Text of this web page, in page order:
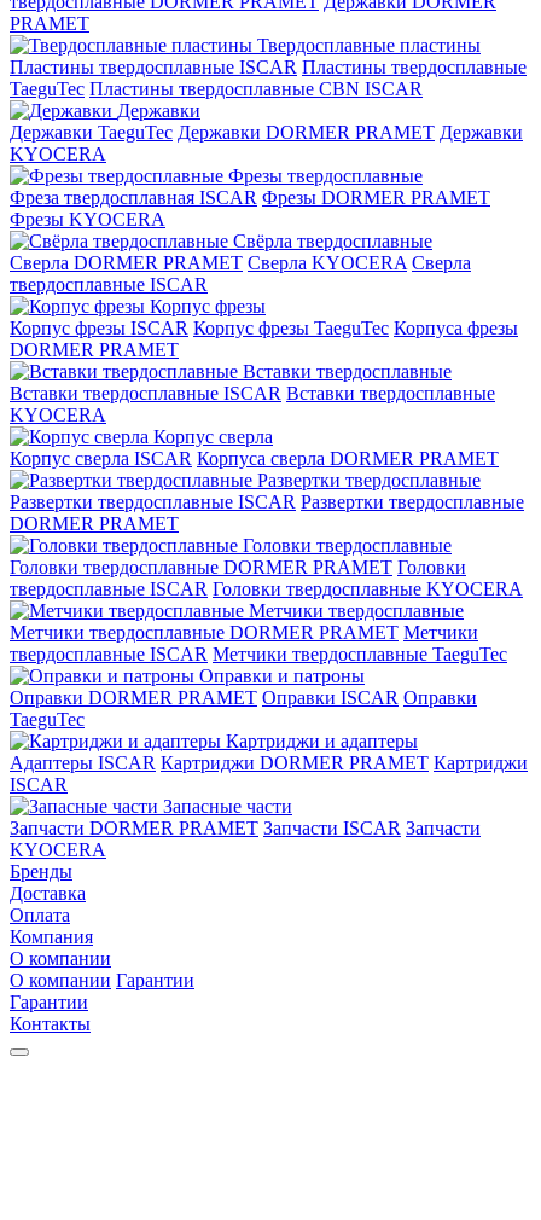
PRAMET
Твердосплавные пластины
Пластины твердосплавные ISCAR Пластины твердосплавные
TaeguTec Пластины твердосплавные CBN ISCAR
Державки
Державки TaeguTec Державки DORMER PRAMET Державки
KYOCERA
Фрезы твердосплавные
Фреза твердосплавная ISCAR Фрезы DORMER PRAMET
Фрезы KYOCERA
Свёрла твердосплавные
Сверла DORMER PRAMET Сверла KYOCERA Сверла
твердосплавные ISCAR
Корпус фрезы
Корпус фрезы ISCAR Корпус фрезы TaeguTec Корпуса фрезы
DORMER PRAMET
Вставки твердосплавные
Вставки твердосплавные ISCAR Вставки твердосплавные
KYOCERA
Корпус сверла
Корпус сверла ISCAR Корпуса сверла DORMER PRAMET
Развертки твердосплавные
Развертки твердосплавные ISCAR Развертки твердосплавные
DORMER PRAMET
Головки твердосплавные
Головки твердосплавные DORMER PRAMET Головки
твердосплавные ISCAR Головки твердосплавные KYOCERA
Метчики твердосплавные
Метчики твердосплавные DORMER PRAMET Метчики
твердосплавные ISCAR Метчики твердосплавные TaeguTec
Оправки и патроны
Оправки DORMER PRAMET Оправки ISCAR Оправки
TaeguTec
Картриджи и адаптеры
Адаптеры ISCAR Картриджи DORMER PRAMET Картриджи
ISCAR
Запасные части
Запчасти DORMER PRAMET Запчасти ISCAR Запчасти
KYOCERA
Бренды
Доставка
Оплата
Компания
О компании
О компании Гарантии
Гарантии
Контакты